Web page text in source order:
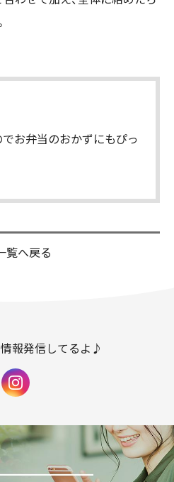
お弁当のおかずにもぴっ
覧へ戻る
情報発信してるよ♪